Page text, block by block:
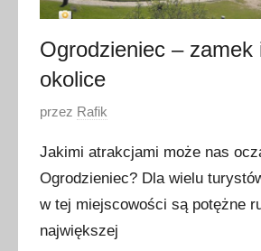
Ogrodzieniec – zamek
okolice
O
u
b
l
i
przez Rafik
Jakimi atrakcjami może nas
Ogrodzieniec? Dla wielu
w tej miejscowości są potężne
największej